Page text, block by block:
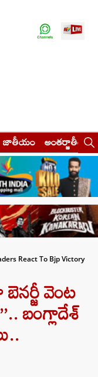
జాతీయం అంతర్జాతీయం
React To Bjp Victory
వెంట
బంగ్లాదేశ్